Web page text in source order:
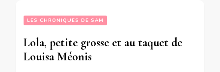
LES CHRONIQUES DE SAM
Lola, petite grosse et au taquet de
Louisa Méonis